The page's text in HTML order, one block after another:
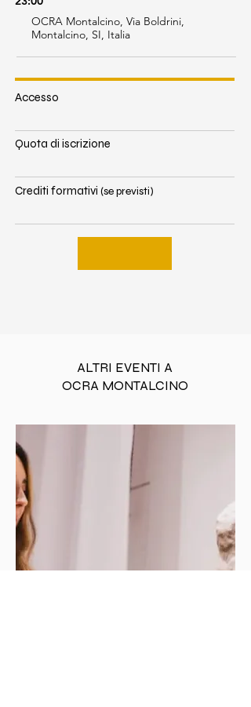
OCRA Montalcino, Via Boldrini,
Montalcino, SI, Italia
Accesso
Quota di iscrizione
Crediti formativi (se previsti)
ALTRI EVENTI A
OCRA MONTALCINO